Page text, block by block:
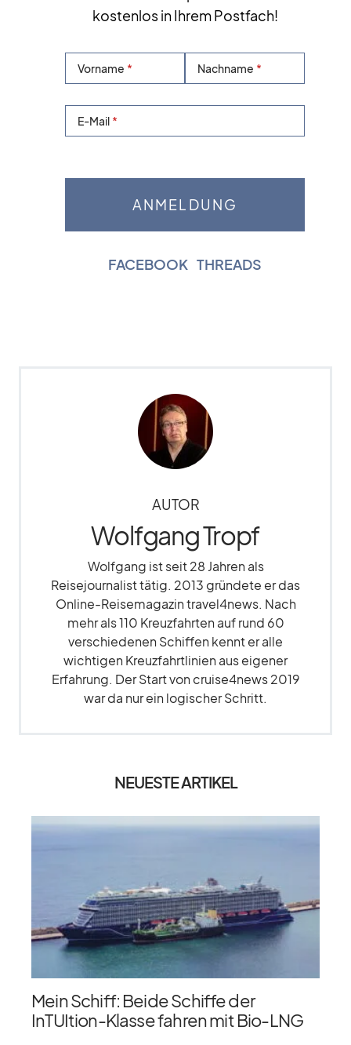
kostenlos in Ihrem Postfach!
Vorname Nachname
E-Mail
FACEBOOK THREADS
AUTOR
Wolfgang Tropf
Wolfgang ist seit 28 Jahren als
Reisejournalist tätig. 2013 gründete er das
Online-Reisemagazin travel4news. Nach
mehr als 110 Kreuzfahrten auf rund 60
verschiedenen Schiffen kennt er alle
wichtigen Kreuzfahrtlinien aus eigener
Erfahrung. Der Start von cruise4news 2019
war da nur ein logischer Schritt.
NEUESTE ARTIKEL
Mein Schiff: Beide Schiffe der
InTUItion-Klasse fahren mit Bio-LNG